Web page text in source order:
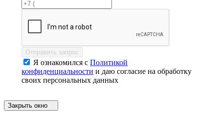
Отправить запрос
Я ознакомился сПолитикой
конфиденциальности и даю согласие на обработку
своих персональных данных
Закрыть окно